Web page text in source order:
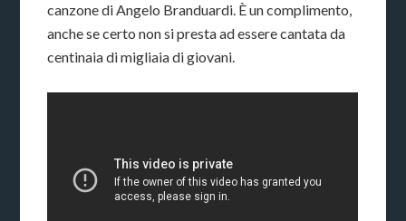
canzone di Angelo Branduardi. È un complimento,
anche se certo non si presta ad essere cantata da
centinaia di migliaia di giovani.